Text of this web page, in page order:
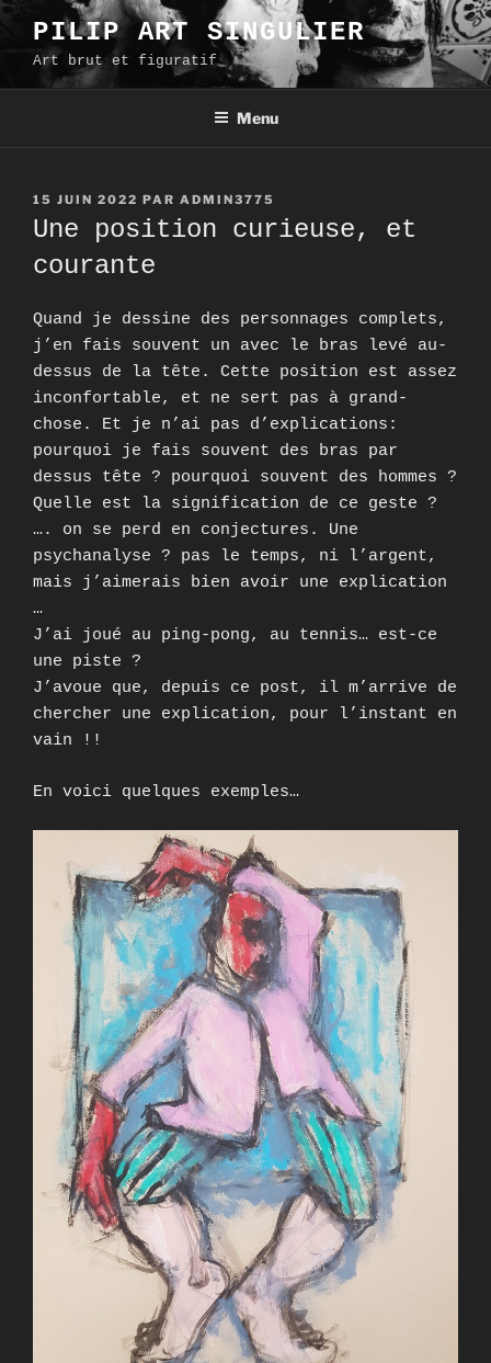
Aller
contenu
principal
PILIP ART SINGULIER
Art brut et figuratif
Menu
PUBLIÉ
LE
15 JUIN 2022 PAR ADMIN3775
Une position curieuse, et
courante
Quand je dessine des personnages complets,
j’en fais souvent un avec le bras levé au-
dessus de la tête. Cette position est assez
inconfortable, et ne sert pas à grand-
chose. Et je n’ai pas d’explications:
pourquoi je fais souvent des bras par
dessus tête ? pourquoi souvent des hommes ?
Quelle est la signification de ce geste ?
…. on se perd en conjectures. Une
psychanalyse ? pas le temps, ni l’argent,
mais j’aimerais bien avoir une explication
…
J’ai joué au ping-pong, au tennis… est-ce
une piste ?
J’avoue que, depuis ce post, il m’arrive de
chercher une explication, pour l’instant en
vain !!
En voici quelques exemples…